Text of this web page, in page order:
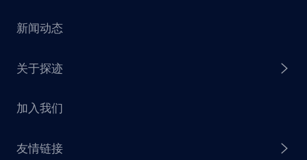
探迹 AI 触达
探迹 AI CRM
赋能计划
销售干货
探迹大数据研究院
新闻动态
关于探迹
企业介绍
加入我们
友情链接